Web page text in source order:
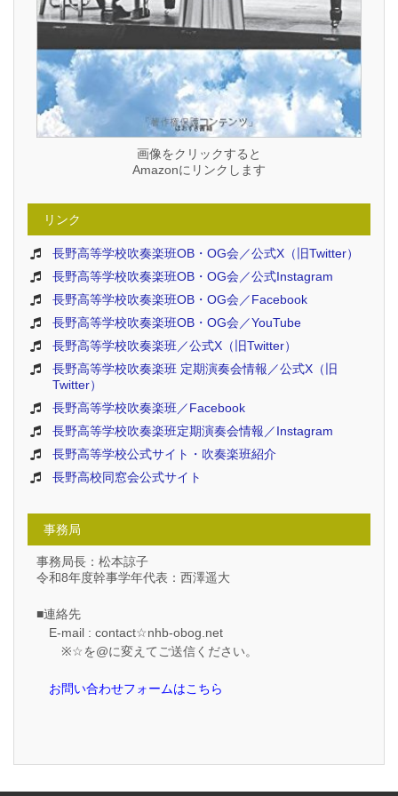
画像をクリックすると
Amazonにリンクします
リンク
長野高等学校吹奏楽班OB・OG会／公式X（旧Twitter）
長野高等学校吹奏楽班OB・OG会／公式Instagram
長野高等学校吹奏楽班OB・OG会／Facebook
長野高等学校吹奏楽班OB・OG会／YouTube
長野高等学校吹奏楽班／公式X（旧Twitter）
長野高等学校吹奏楽班 定期演奏会情報／公式X（旧
Twitter）
長野高等学校吹奏楽班／Facebook
長野高等学校吹奏楽班定期演奏会情報／Instagram
長野高等学校公式サイト・吹奏楽班紹介
長野高校同窓会公式サイト
事務局
事務局長：松本諒子
令和8年度幹事学年代表：西澤遥大
■連絡先
E-mail : contact☆nhb-obog.net
※☆を@に変えてご送信ください。
お問い合わせフォームはこちら